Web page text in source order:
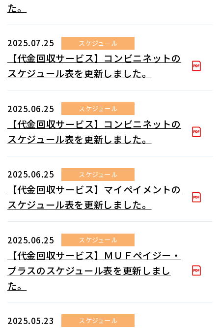
た。
2025.07.25 スケジュール
【代金回収サービス】コンビニネットの
スケジュール表を更新しました。
2025.06.25 スケジュール
【代金回収サービス】コンビニネットの
スケジュール表を更新しました。
2025.06.25 スケジュール
【代金回収サービス】マイペイメントの
スケジュール表を更新しました。
2025.06.25 スケジュール
【代金回収サービス】ＭＵＦペイジー・
プラスのスケジュール表を更新しまし
た。
2025.05.23 スケジュール